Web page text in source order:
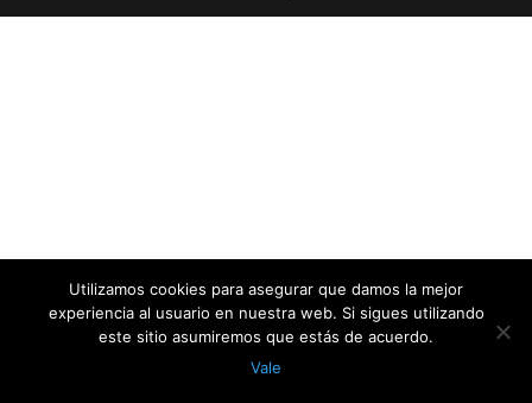
Utilizamos cookies para asegurar que damos la mejor
experiencia al usuario en nuestra web. Si sigues utilizando
este sitio asumiremos que estás de acuerdo.
Vale